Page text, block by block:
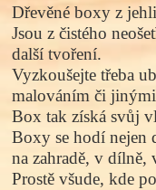
Dřevěné boxy z
Jsou z čistého
další tvoření.
Vyzkoušejte třeba
malováním či
Box tak získá svůj
Boxy se hodí nejen
na zahradě, v
Prostě všude, kde